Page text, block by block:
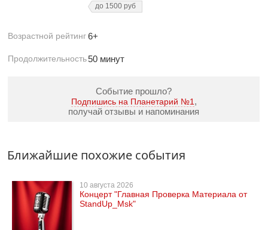
до 1500 руб
Возрастной рейтинг6+
Продолжительность50 минут
Событие прошло?
Подпишись на Планетарий №1 ,
получай отзывы и напоминания
Ближайшие похожие события
10 августа 2026
Концерт "Главная Проверка Материала от
StandUp_Msk"